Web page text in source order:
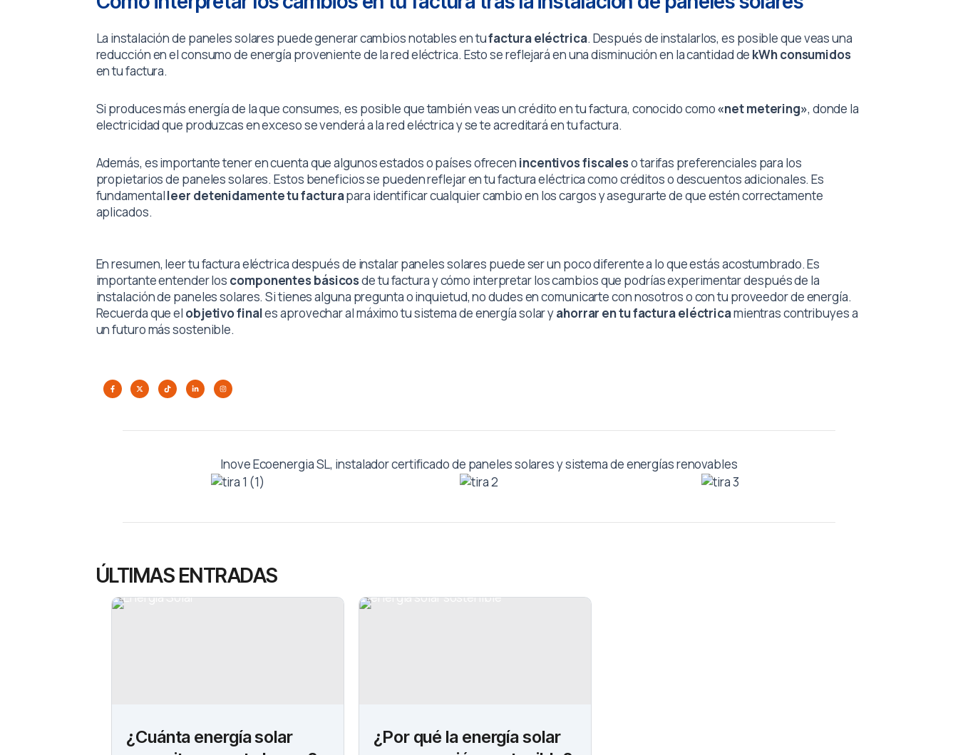
La instalación de paneles solares puede generar cambios notables en tufactura eléctrica. Después de instalarlos, es posible que veas una
reducción en el consumo de energía proveniente de la red eléctrica. Esto se reflejará en una disminución en la cantidad de kWh consumidos
en tu factura.
Si produces más energía de la que consumes, es posible que también veas un crédito en tu factura, conocido como«net metering», donde la
electricidad que produzcas en exceso se venderá a la red eléctrica y se te acreditará en tu factura.
Además, es importante tener en cuenta que algunos estados o países ofrecen incentivos fiscaleso tarifas preferenciales para los
propietarios de paneles solares. Estos beneficios se pueden reflejar en tu factura eléctrica como créditos o descuentos adicionales. Es
fundamentalleer detenidamente tu facturapara identificar cualquier cambio en los cargos y asegurarte de que estén correctamente
aplicados.
En resumen, leer tu factura eléctrica después de instalar paneles solares puede ser un poco diferente a lo que estás acostumbrado. Es
importante entender los componentes básicosde tu factura y cómo interpretar los cambios que podrías experimentar después de la
instalación de paneles solares. Si tienes alguna pregunta o inquietud, no dudes en comunicarte con nosotros o con tu proveedor de energía.
Recuerda que el objetivo finales aprovechar al máximo tu sistema de energía solar yahorrar en tu factura eléctricamientras contribuyes a
un futuro más sostenible.
F
a
c
X
-
t
e
T
i
k
L
i
n
n
I
n
s
a
Inove Ecoenergia SL, instalador certificado de paneles solares y sistema de energías renovables
ÚLTIMAS ENTRADAS
¿Cuánta energía solar
¿Por qué la energía solar